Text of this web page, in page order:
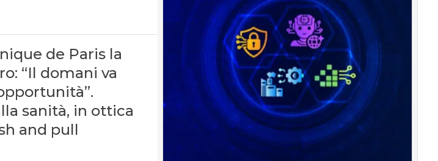
de Paris la
“Il domani va
sanità, in ottica
and pull